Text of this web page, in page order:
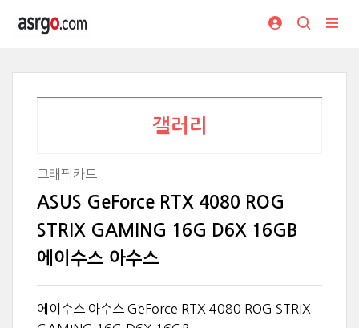
갤러리
그래픽카드
ASUS GeForce RTX 4080 ROG
STRIX GAMING 16G D6X 16GB
에이수스 아수스
에이수스 아수스 GeForce RTX 4080 ROG STRIX